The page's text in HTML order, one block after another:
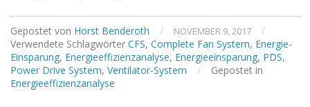
Gepostet von Horst Benderoth / NOVEMBER 9, 2017
/
Verwendete Schlagwörter CFS, Complete Fan System, Energie-
Einsparung, Energieeffizienzanalyse, Energieeinsparung, PDS,
Power Drive System, Ventilator-System /
Gepostet in
Energieeffizienzanalyse